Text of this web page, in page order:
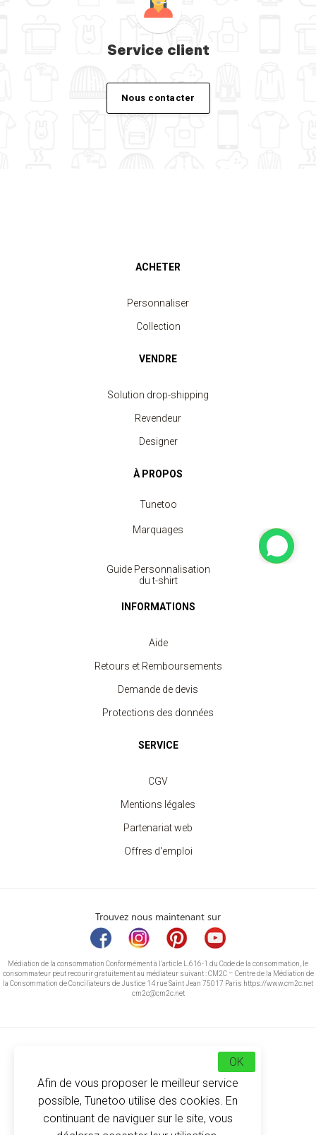
Service client
Nous contacter
ACHETER
Personnaliser
Collection
VENDRE
Solution drop-shipping
Revendeur
Designer
À PROPOS
Tunetoo
Marquages
Guide Personnalisation
du t-shirt
INFORMATIONS
Aide
Retours et Remboursements
Demande de devis
Protections des données
SERVICE
CGV
Mentions légales
Partenariat web
Offres d'emploi
Trouvez nous maintenant sur
Médiation de la consommation Conformément à l’article L.616-1 du Code de la consommation, le
consommateur peut recourir gratuitement au médiateur suivant : CM2C – Centre de la Médiation de
la Consommation de Conciliateurs de Justice 14 rue Saint Jean 75017 Paris https://www.cm2c.net
cm2c@cm2c.net
Afin de vous proposer le meilleur service
possible, Tunetoo utilise des cookies. En
continuant de naviguer sur le site, vous
OK